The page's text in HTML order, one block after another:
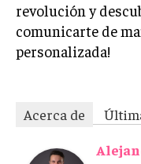
revolución y
comunicarte de
personalizada!
Acerca de